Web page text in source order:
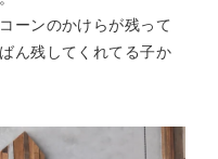
ーンのかけらが残って
ん残してくれてる子か